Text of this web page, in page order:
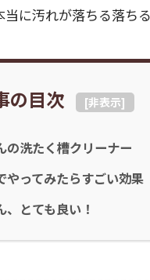
に汚れが落ちる落ち
の目次 [非表示]
の洗たく槽クリーナー
やってみたらすごい効果
とても良い！